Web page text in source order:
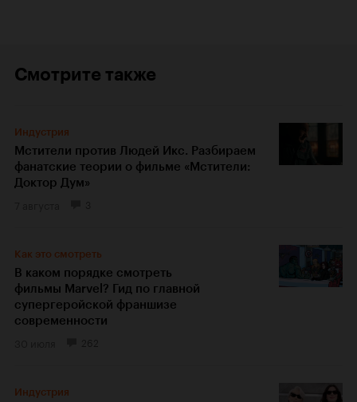
Смотрите также
Индустрия
Мстители против Людей Икс. Разбираем
фанатские теории о фильме «Мстители:
Доктор Дум»
Как это смотреть
В каком порядке смотреть
фильмы Marvel? Гид по главной
супергеройской франшизе
современности
Индустрия